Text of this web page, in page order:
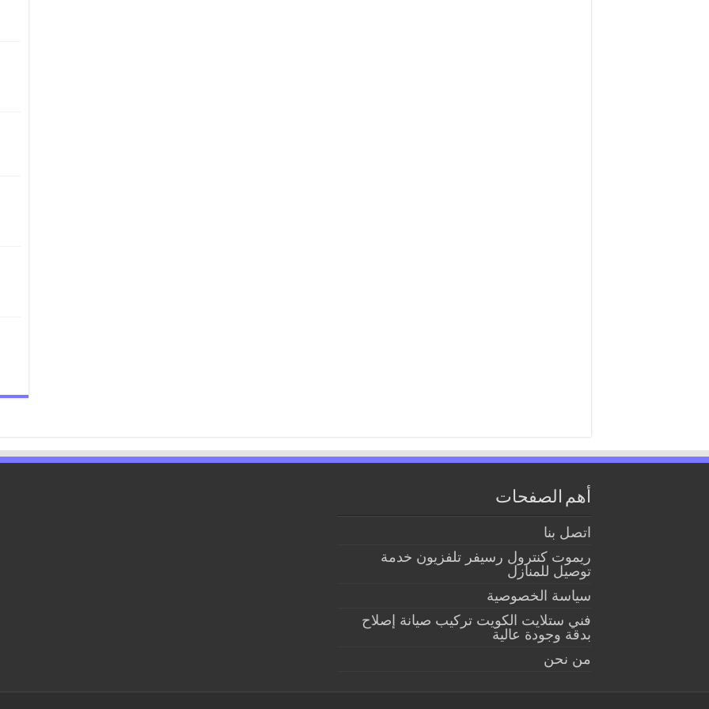
أهم الصفحات
اتصل بنا
ريموت كنترول رسيفر تلفزيون خدمة
توصيل للمنازل
سياسة الخصوصية
فني ستلايت الكويت تركيب صيانة إصلاح
بدقة وجودة عالية
من نحن